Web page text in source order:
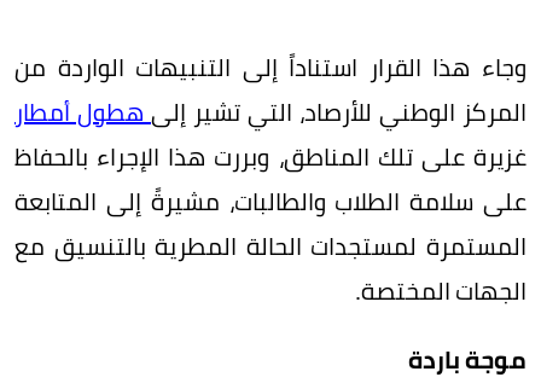
وجاء هذا القرار استناداً إلى التنبيهات الواردة من
المركز الوطني للأرصاد، التي تشير إلىهطول أمطار
غزيرة على تلك المناطق، وبررت هذا الإجراء بالحفاظ
على سلامة الطلاب والطالبات، مشيرةً إلى المتابعة
المستمرة لمستجدات الحالة المطرية بالتنسيق مع
الجهات المختصة.
موجة باردة